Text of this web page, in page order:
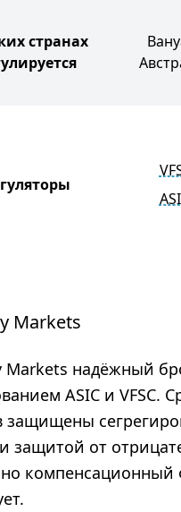
странах
Markets
Markets надёжный
ASIC и VFSC.
защищены
защитой от
но компенсационный